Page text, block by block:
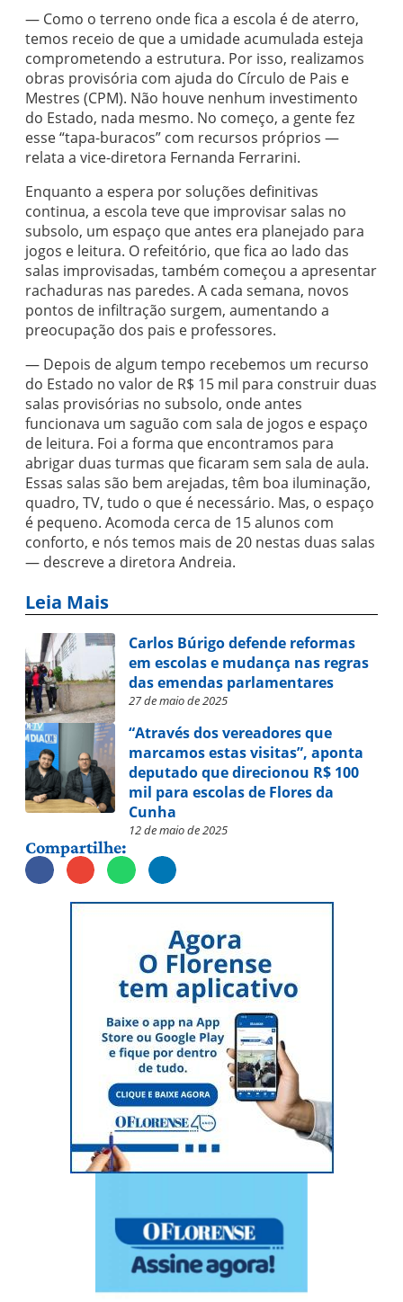
— Como o terreno onde fica a escola é de aterro,
temos receio de que a umidade acumulada esteja
comprometendo a estrutura. Por isso, realizamos
obras provisória com ajuda do Círculo de Pais e
Mestres (CPM). Não houve nenhum investimento
do Estado, nada mesmo. No começo, a gente fez
esse “tapa-buracos” com recursos próprios —
relata a vice-diretora Fernanda Ferrarini.
Enquanto a espera por soluções definitivas
continua, a escola teve que improvisar salas no
subsolo, um espaço que antes era planejado para
jogos e leitura. O refeitório, que fica ao lado das
salas improvisadas, também começou a apresentar
rachaduras nas paredes. A cada semana, novos
pontos de infiltração surgem, aumentando a
preocupação dos pais e professores.
— Depois de algum tempo recebemos um recurso
do Estado no valor de R$ 15 mil para construir duas
salas provisórias no subsolo, onde antes
funcionava um saguão com sala de jogos e espaço
de leitura. Foi a forma que encontramos para
abrigar duas turmas que ficaram sem sala de aula.
Essas salas são bem arejadas, têm boa iluminação,
quadro, TV, tudo o que é necessário. Mas, o espaço
é pequeno. Acomoda cerca de 15 alunos com
conforto, e nós temos mais de 20 nestas duas salas
— descreve a diretora Andreia.
Leia Mais
Carlos Búrigo defende reformas
em escolas e mudança nas regras
das emendas parlamentares
27 de maio de 2025
“Através dos vereadores que
marcamos estas visitas”, aponta
deputado que direcionou R$ 100
mil para escolas de Flores da
Cunha
12 de maio de 2025
Compartilhe: